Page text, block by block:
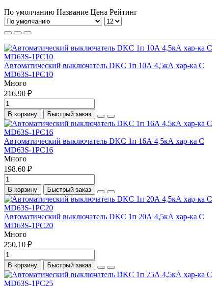
По умолчанию Название Цена Рейтинг
Автоматический выключатель DKC 1п 10А 4,5кА хар-ка C
MD63S-1PC10
Много
216.90 ₽
В корзину Быстрый заказ
Автоматический выключатель DKC 1п 16А 4,5кА хар-ка C
MD63S-1PC16
Много
198.60 ₽
В корзину Быстрый заказ
Автоматический выключатель DKC 1п 20А 4,5кА хар-ка C
MD63S-1PC20
Много
250.10 ₽
В корзину Быстрый заказ